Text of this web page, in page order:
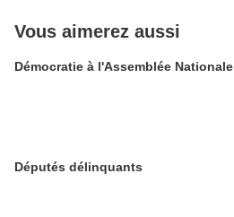
Vous aimerez aussi
Démocratie à l'Assemblée Nationale
Députés délinquants